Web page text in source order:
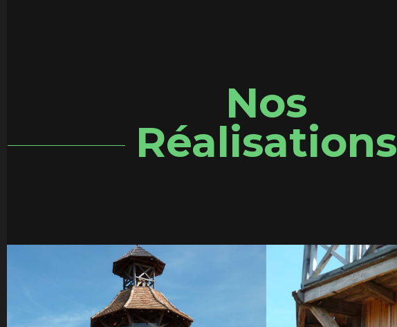
Nos
Réalisations